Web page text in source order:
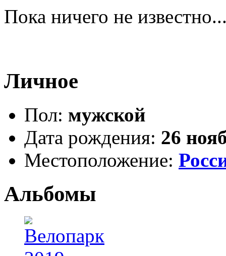
Пока ничего не
Личное
Пол: мужской
Дата рождения: 26
Местоположение:
Альбомы